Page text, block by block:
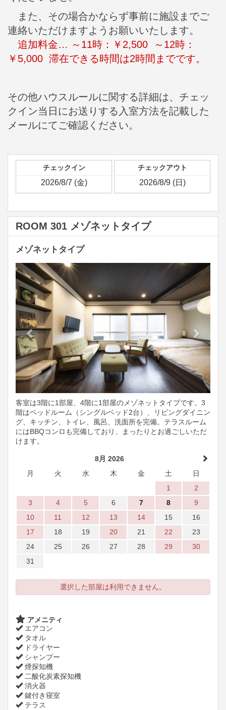
また、その場合かならず事前に施設までご
連絡いただけますようお願いいたします。
追加料金… ～11時：￥2,500 ～12時：
￥5,000 滞在できる時間は2時間までです。
その他ハウスルールに関する詳細は、チェッ
クイン当日にお送りする入室方法を記載した
メールにてご確認ください。
チェックイン チェックアウト
ROOM 301 メゾネットタイプ
メゾネットタイプ
Previous Next
客室は3階に1部屋、4階に1部屋のメゾネットタイプです。3
階はベッドルーム（シングルベッド2台）、リビングダイニン
グ、キッチン、トイレ、風呂、洗面所を完備。テラスルーム
にはBBQコンロも完備しており、まったりとお過ごしいただ
けます。
8月 2026
月
火 水 木 金 土
日
1
2
3
4 5 6 7 8
9
10
11 12 13 14 15
16
17
18 19 20 21 22
23
24
25 26 27 28 29
30
31
選択した部屋は利用できません。
アメニティ
エアコン
タオル
ドライヤー
シャンプー
煙探知機
二酸化炭素探知機
消火器
鍵付き寝室
テラス